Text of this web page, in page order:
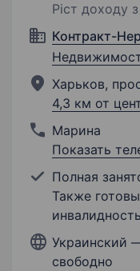
Ріст доходу
Контракт-
Харьков,
4,3 км от
Марина
Показать
Полная
Также
Украинский
свободно